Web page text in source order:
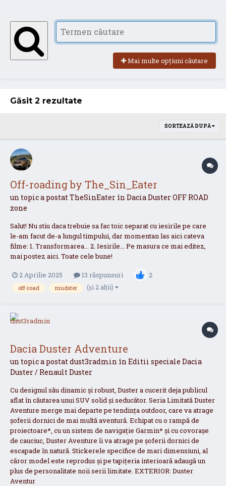
Mai multe opțiuni căutare
Găsit 2 rezultate
SORTEAZĂ DUPĂ
Off-roading by The_Sin_Eater
un topic a postatTheSinEater în Dacia Duster OFF ROAD
zone
Salut! Nu stiu daca trebuie sa fac toic separat cu iesirile pe care
le-am facut de-a lungul timpului, dar momentan las aici cateva
filme: 1. Transformarea... 2. Iesirile... Pe masura ce mai editez,
mai postez aici. Toate cele bune!
2 Aprilie 2025 13 răspunsuri 2
off-road mudster (și 2 alții)
Dacia Duster Adventure
un topic a postat dust3radmin în Editii speciale Dacia
Duster / Renault Duster
Cu designul său dinamic și robust, Duster a cucerit deja publicul
aflat în căutarea unui SUV solid și seducător. Seria Limitată Duster
Aventure merge mai departe pe tendința outdoor, care va atrage
șoferii dornici de mai multă aventură. Echipat cu o rampă de
proiectoare*, cu un sistem de navigație Garmin* și cu covorașe
de cauciuc, Duster Aventure îi va atrage pe șoferii dornici de
escapade în natură. Stickerele specifice de mari dimensiuni, al
căror model este reprodus și pe tapițeria interioară adaugă un
plus de personalitate noii serii limitate. EXTERIOR: Duster
Aventur